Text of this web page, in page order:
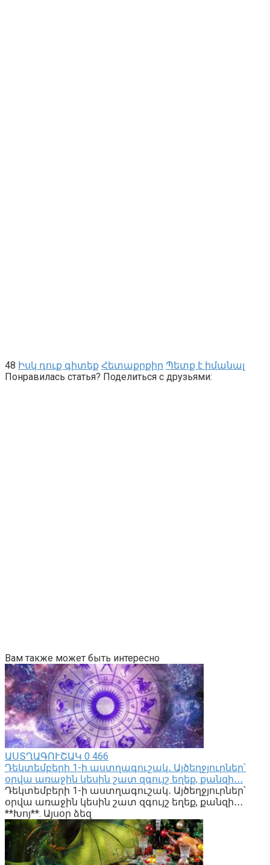
48 Իսկ դուք գիտեք Հետաքրքիր Պետք է իմանալ
Понравилась статья? Поделиться с друзьями:
Вам также может быть интересно
ԱՍՏՂԱԳՈՒՇԱԿ 0 466
Դեկտեմբերի 1-ի աստղագուշակ․ Այծեղջյուրներ՝
օրվա առաջին կեսին շատ զգույշ եղեք, քանզի․․․
Դեկտեմբերի 1-ի աստղագուշակ․ Այծեղջյուրներ՝
օրվա առաջին կեսին շատ զգույշ եղեք, քանզի․․․
**Խոյ**. Այսօր ձեզ